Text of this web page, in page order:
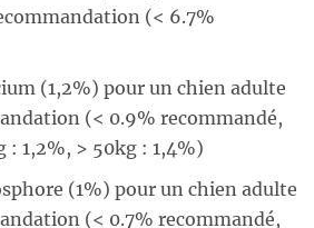
(< 6.7%
(1,2%) pour un chien adulte
(< 0.9% recommandé,
: 1,2%, > 50kg : 1,4%)
(1%) pour un chien adulte
(< 0.7% recommandé,